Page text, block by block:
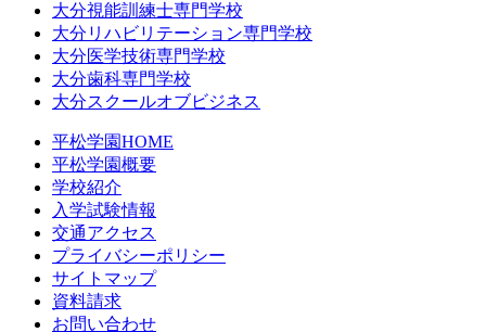
大分視能訓練士専門学校
大分リハビリテーション専門学校
大分医学技術専門学校
大分歯科専門学校
大分スクールオブビジネス
平松学園HOME
平松学園概要
学校紹介
入学試験情報
交通アクセス
プライバシーポリシー
サイトマップ
資料請求
お問い合わせ